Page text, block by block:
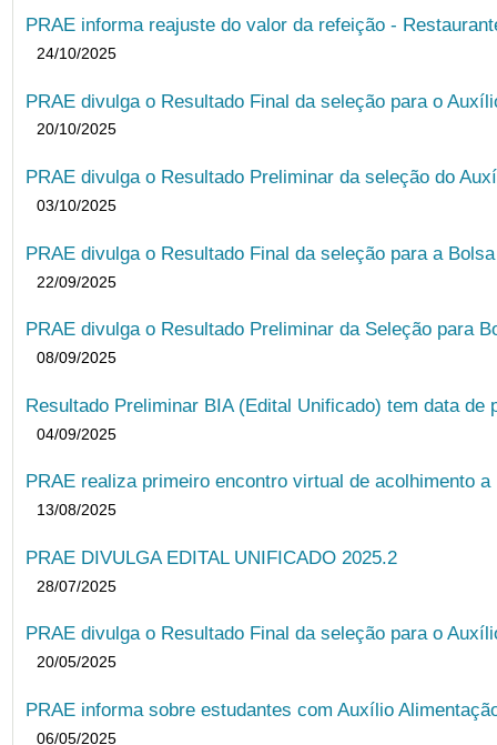
PRAE informa reajuste do valor da refeição -
24/10/2025
PRAE divulga o Resultado Final da seleção para o
20/10/2025
PRAE divulga o Resultado Preliminar da seleção do
03/10/2025
PRAE divulga o Resultado Final da seleção para a
22/09/2025
PRAE divulga o Resultado Preliminar da Seleção para
08/09/2025
Resultado Preliminar BIA (Edital Unificado) tem data de
04/09/2025
PRAE realiza primeiro encontro virtual de acolhimento
13/08/2025
PRAE DIVULGA EDITAL UNIFICADO 2025.2
28/07/2025
PRAE divulga o Resultado Final da seleção para o
20/05/2025
PRAE informa sobre estudantes com Auxílio
06/05/2025